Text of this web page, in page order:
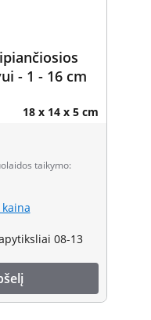
- 1 - 16 cm
18 x 14 x 5 cm
taikymo:
08-13